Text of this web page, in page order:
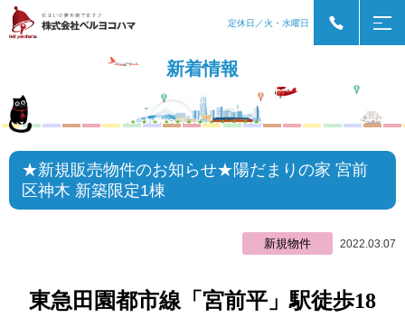
定休日／火・水曜日
新着情報
★新規販売物件のお知らせ★陽だまりの家 宮前
区神木 新築限定1棟
新規物件 2022.03.07
東急田園都市線「宮前平」駅徒歩18